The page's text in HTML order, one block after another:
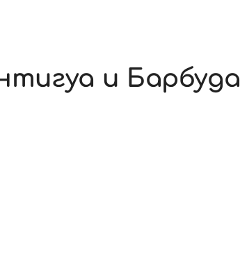
и Барбуда